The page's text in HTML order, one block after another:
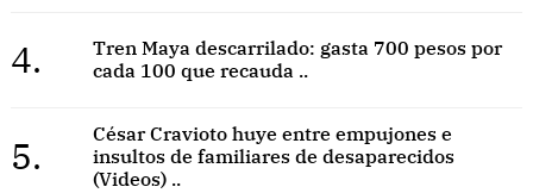
4.
Tren Maya descarrilado: gasta 700 pesos por
cada 100 que recauda ..
5.
César Cravioto huye entre empujones e
insultos de familiares de desaparecidos
(Videos) ..